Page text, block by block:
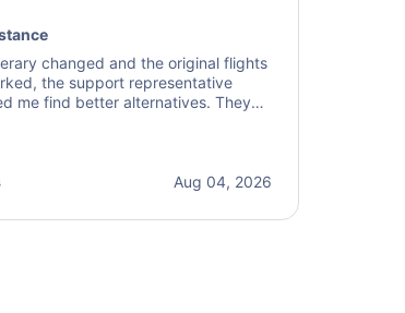
changed and the original flights
the support representative
me find better alternatives. They
the issue. I'm grateful for the
Aug 04, 2026